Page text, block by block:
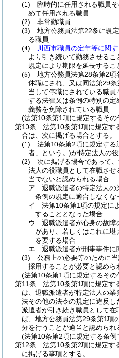
(1)
臨時的に任用される職員
めて任用される職員
(2)
非常勤職員
(3)
地方公務員法第22条に規
る職員
(4)
川西市職員の定年等に関
より引き続いて勤務させるこ
規定により期限を延長するこ
(5)
地方公務員法第28条第2項
休職にされ、又は同法第29
当して停職にされている職
する法律又は条例の特別の定
義務を免除されている職員
(法第10条第1項に規定するそ
第10条
法第10条第1項に規定す
合は、次に掲げる場合とする。
(1)
法第10条第2項に規定する
者」という。)が特定法人の
(2)
次に掲げる場合であって
法人の役職員として在職させ
当でないと認められる場合
ア
退職派遣者の特定法人
条例の規定に適合しなくな
イ
法第10条第1項の規定に
することとなった場合
ウ
退職派遣者が心身の故
があり、若しくはこれに堪
を要する場合
エ
退職派遣者が刑事事件に
(3)
公務上の必要等のために
採用することが必要と認めら
(法第10条第1項に規定するその
第11条
法第10条第1項に規定す
は、退職派遣者が特定法人の業
法その他の法令の規定に違反
派遣者が引き続き職員として在
ば、地方公務員法第29条第1項
分を行うことが適当と認められ
(法第10条第2項に規定する条例
第12条
法第10条第2項に規定す
に掲げる事項とする。